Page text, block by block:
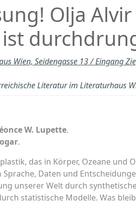
Olja
Wien, Seidengasse 13 / Eingang
Literatur im Literaturhaus
W. Lupette.
.
das in Körper, Ozeane und
Daten und
unserer Welt durch
statistische Modelle. Was